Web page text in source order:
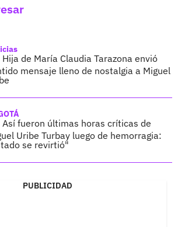
Hija de María Claudia Tarazona envió
mensaje lleno de nostalgia a Miguel
Así fueron últimas horas críticas de
Uribe Turbay luego de hemorragia:
se revirtió"
PUBLICIDAD